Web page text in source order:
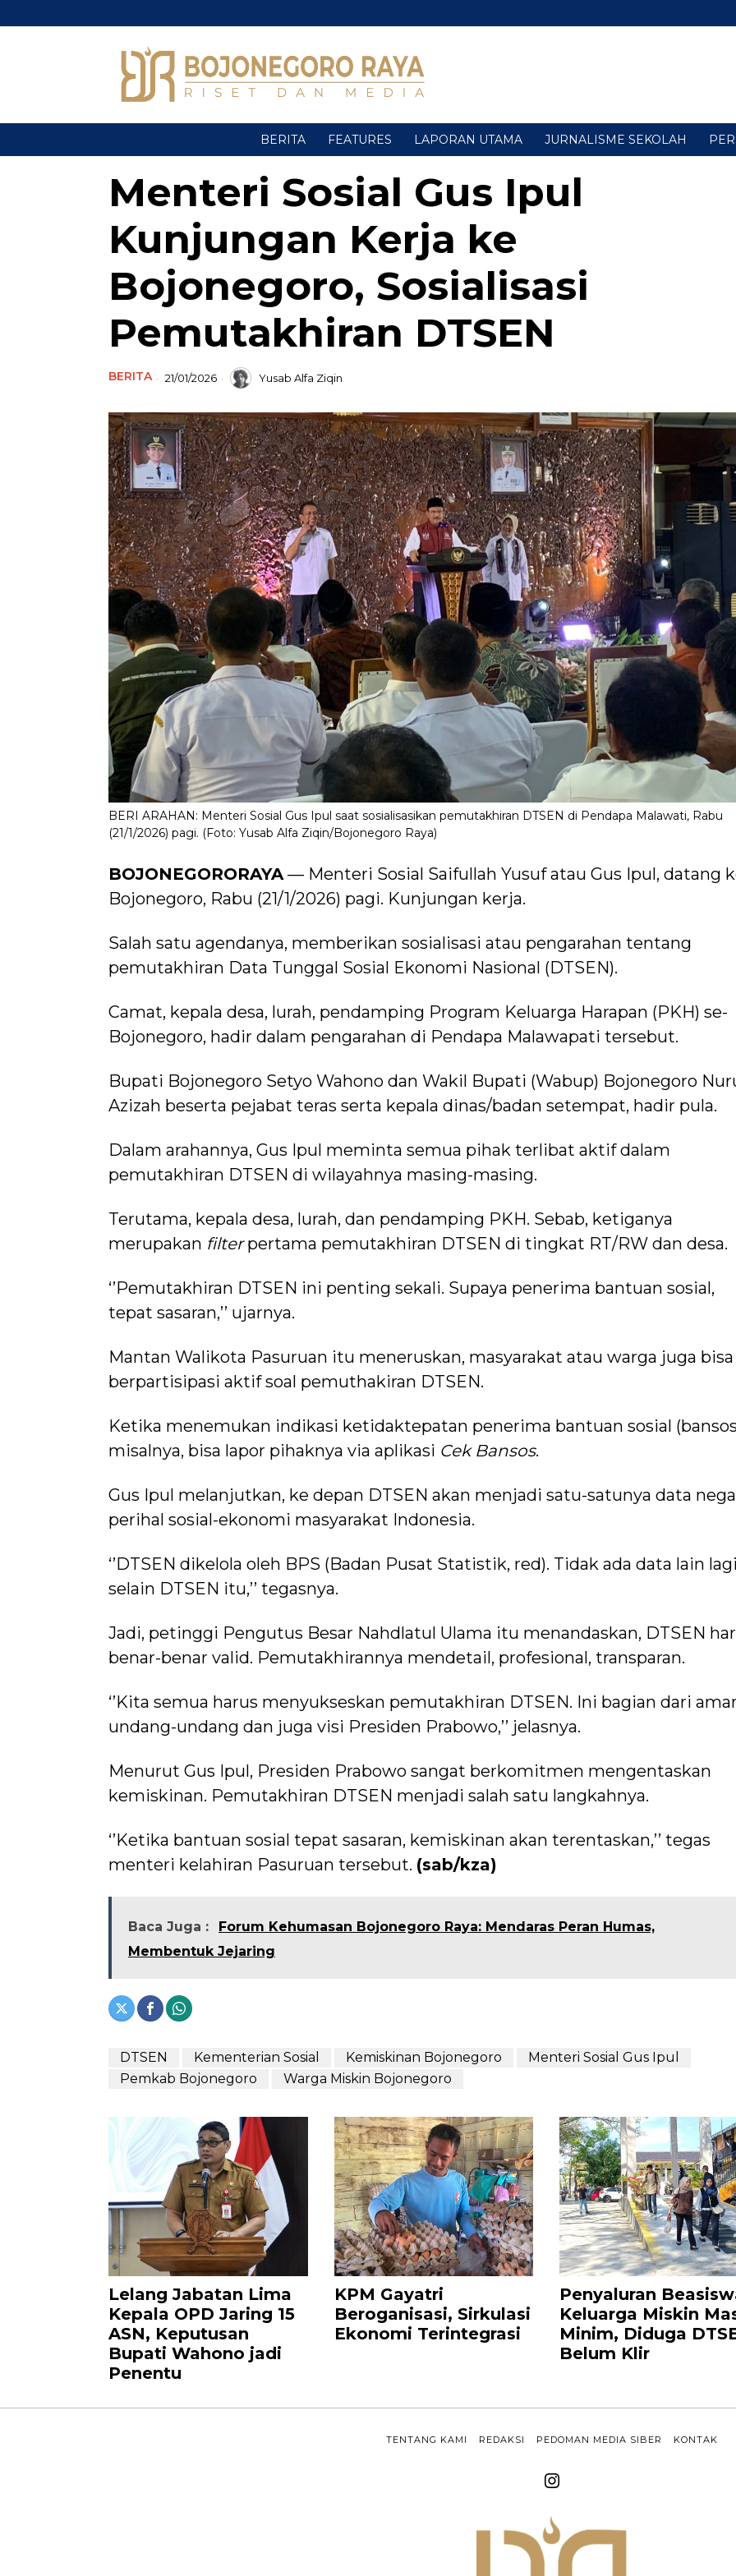
BERITA FEATURES LAPORAN UTAMA JURNALISME SEKOLAH
Menteri Sosial Gus Ipul
Kunjungan Kerja ke
Bojonegoro, Sosialisasi
Pemutakhiran DTSEN
BERITA 21/01/2026 Yusab Alfa Ziqin
BERI ARAHAN: Menteri Sosial Gus Ipul saat sosialisasikan pemutakhiran DTSEN di Pendapa Malawati, Rabu
(21/1/2026) pagi. (Foto: Yusab Alfa Ziqin/Bojonegoro Raya)
BOJONEGORORAYA— Menteri Sosial Saifullah Yusuf atau Gus Ipul, datang
Bojonegoro, Rabu (21/1/2026) pagi. Kunjungan kerja.
Salah satu agendanya, memberikan sosialisasi atau pengarahan tentang
pemutakhiran Data Tunggal Sosial Ekonomi Nasional (DTSEN).
Camat, kepala desa, lurah, pendamping Program Keluarga Harapan (PKH) se-
Bojonegoro, hadir dalam pengarahan di Pendapa Malawapati tersebut.
Bupati Bojonegoro Setyo Wahono dan Wakil Bupati (Wabup) Bojonegoro
Azizah beserta pejabat teras serta kepala dinas/badan setempat, hadir pula.
Dalam arahannya, Gus Ipul meminta semua pihak terlibat aktif dalam
pemutakhiran DTSEN di wilayahnya masing-masing.
Terutama, kepala desa, lurah, dan pendamping PKH. Sebab, ketiganya
merupakan filterpertama pemutakhiran DTSEN di tingkat RT/RW dan desa.
‘’Pemutakhiran DTSEN ini penting sekali. Supaya penerima bantuan sosial,
tepat sasaran,’’ ujarnya.
Mantan Walikota Pasuruan itu meneruskan, masyarakat atau warga juga bisa
berpartisipasi aktif soal pemuthakiran DTSEN.
Ketika menemukan indikasi ketidaktepatan penerima bantuan sosial
misalnya, bisa lapor pihaknya via aplikasi Cek Bansos.
Gus Ipul melanjutkan, ke depan DTSEN akan menjadi satu-satunya data
perihal sosial-ekonomi masyarakat Indonesia.
‘’DTSEN dikelola oleh BPS (Badan Pusat Statistik, red). Tidak ada data lain
selain DTSEN itu,’’ tegasnya.
Jadi, petinggi Pengutus Besar Nahdlatul Ulama itu menandaskan, DTSEN
benar-benar valid. Pemutakhirannya mendetail, profesional, transparan.
‘’Kita semua harus menyukseskan pemutakhiran DTSEN. Ini bagian dari
undang-undang dan juga visi Presiden Prabowo,’’ jelasnya.
Menurut Gus Ipul, Presiden Prabowo sangat berkomitmen mengentaskan
kemiskinan. Pemutakhiran DTSEN menjadi salah satu langkahnya.
‘’Ketika bantuan sosial tepat sasaran, kemiskinan akan terentaskan,’’ tegas
menteri kelahiran Pasuruan tersebut. (sab/kza)
Baca Juga :
Forum Kehumasan Bojonegoro Raya: Mendaras Peran Humas,
Membentuk Jejaring
DTSEN Kementerian Sosial Kemiskinan Bojonegoro
Menteri Sosial Gus Ipul
Pemkab Bojonegoro
Warga Miskin Bojonegoro
Lelang Jabatan Lima
Kepala OPD Jaring 15
ASN, Keputusan
Bupati Wahono jadi
Penentu
KPM Gayatri
Beroganisasi, Sirkulasi
Ekonomi Terintegrasi
Penyaluran
Keluarga Miskin
Minim, Diduga
Belum Klir
TENTANG KAMI REDAKSI PEDOMAN MEDIA SIBER KONTAK